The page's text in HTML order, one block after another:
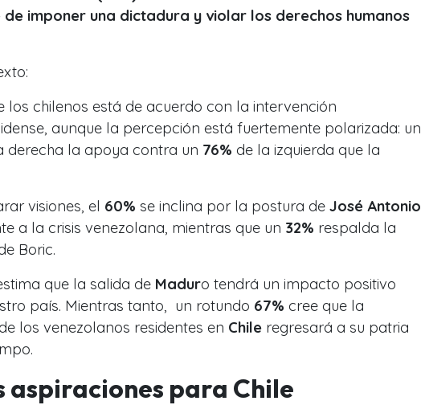
imponer una dictadura y violar los derechos humanos
los chilenos está de acuerdo con la intervención
aunque la percepción está fuertemente polarizada: un
derecha la apoya contra un 76% de la izquierda que la
visiones, el 60% se inclina por la postura de José Antonio
a la crisis venezolana, mientras que un 32% respalda la
Boric.
que la salida de Maduro tendrá un impacto positivo
país. Mientras tanto, un rotundo 67% cree que la
los venezolanos residentes en Chile regresará a su patria
aspiraciones para Chile